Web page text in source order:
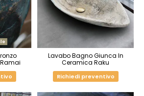
Lavabo Bagno Giunca In
Ceramica Raku
Richiedi preventivo